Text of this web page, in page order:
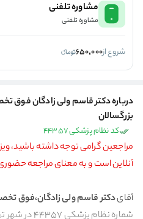
مشاوره تلفنی
مشاوره تلفنی
شروع از650,000
درباره دکتر قاسم ولی زادگان فوق
بزرگسالان
کد نظام پزشکی 44357
مراجعین گرامی توجه داشته باشید،
آنلاین است و به معنای مراجعه
آقایدکتر قاسم ولی زادگان،فوق
شماره نظام